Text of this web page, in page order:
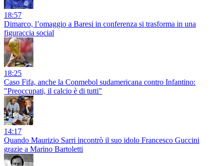
18:57
Dimarco, l’omaggio a Baresi in conferenza si trasforma in una
figuraccia social
18:25
Caso Fifa, anche la Conmebol sudamericana contro Infantino:
"Preoccupati, il calcio è di tutti"
14:17
Quando Maurizio Sarri incontrò il suo idolo Francesco Guccini
grazie a Marino Bartoletti